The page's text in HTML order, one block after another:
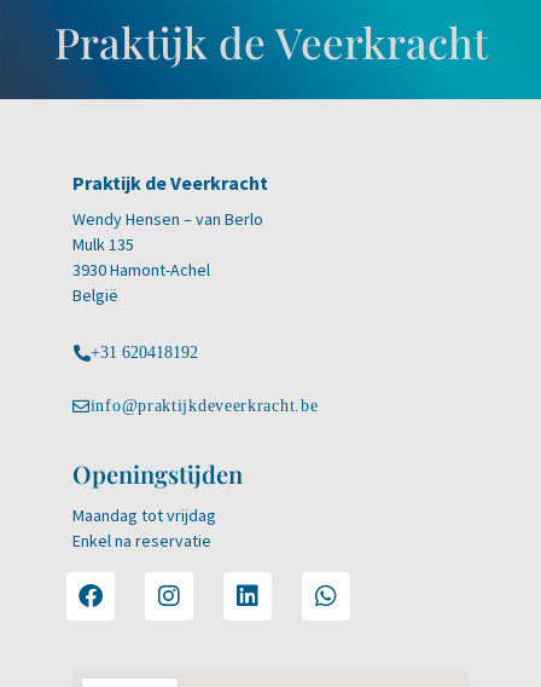
Praktijk de Veerkracht
Praktijk de Veerkracht
Wendy Hensen – van Berlo
Mulk 135
3930 Hamont-Achel
België
+31 620418192
info@praktijkdeveerkracht.be
Openingstijden
Maandag tot vrijdag
Enkel na reservatie